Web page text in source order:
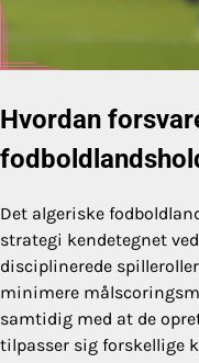
Hvordan
Det algeriske
strategi kendetegnet
disciplinerede
minimere
samtidig med at de
tilpasser sig forskellige